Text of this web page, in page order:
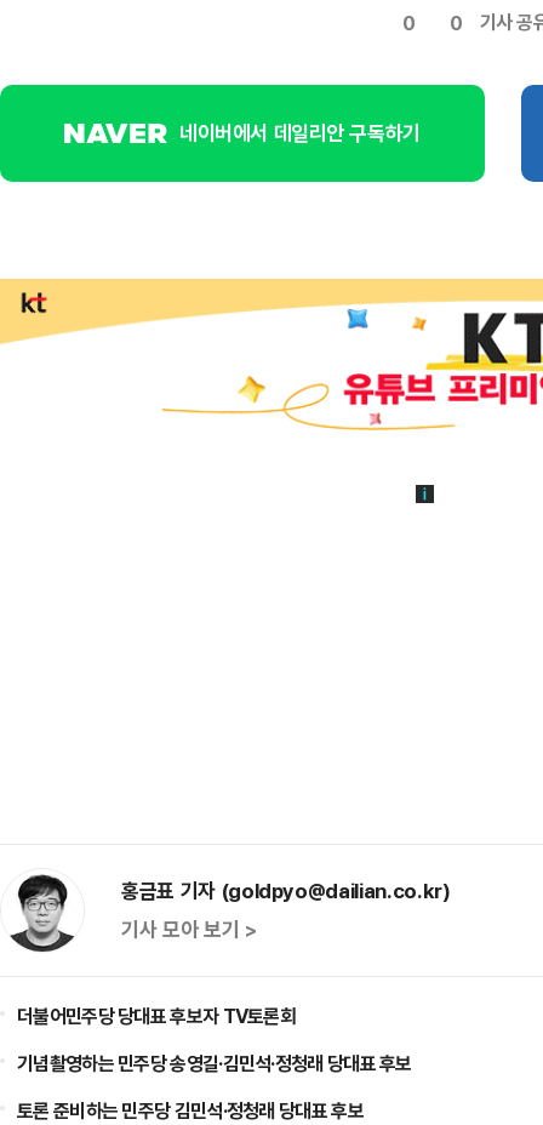
0 0 기사 공
네이버에서 데일리안 구독하기
홍금표 기자 (goldpyo@dailian.co.kr)
기사 모아 보기 >
더불어민주당 당대표 후보자 TV토론회
기념촬영하는 민주당 송영길·김민석·정청래 당대표 후보
토론 준비하는 민주당 김민석·정청래 당대표 후보